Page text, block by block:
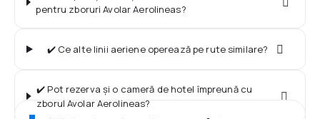
pentru zboruri Avolar Aerolineas?
✔️ Ce alte linii aeriene operează pe rute similare?
✔️ Pot rezerva și o cameră de hotel împreună cu
zborul Avolar Aerolineas?